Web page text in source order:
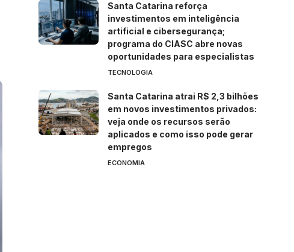
Santa Catarina reforça
investimentos em inteligência
artificial e cibersegurança;
programa do CIASC abre novas
oportunidades para especialistas
TECNOLOGIA
Santa Catarina atrai R$ 2,3 bilhões
em novos investimentos privados:
veja onde os recursos serão
aplicados e como isso pode gerar
empregos
ECONOMIA